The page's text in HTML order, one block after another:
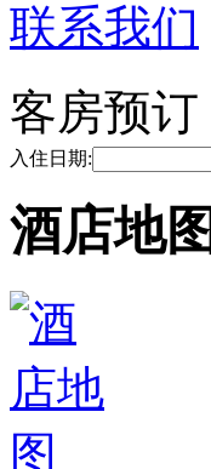
联系我们
客房预订
入住日期:
酒店地图